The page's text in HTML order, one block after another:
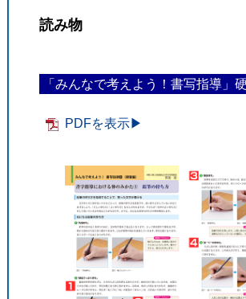
読み物
「みんなで考えよう！書写指導」
PDFを表示▶︎